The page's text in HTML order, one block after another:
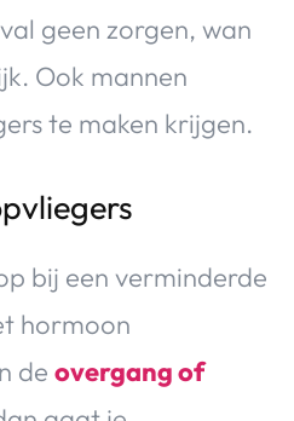
geen zorgen, wan
Ook mannen
te maken krijgen.
bij een verminderde
hormoon
de overgang of